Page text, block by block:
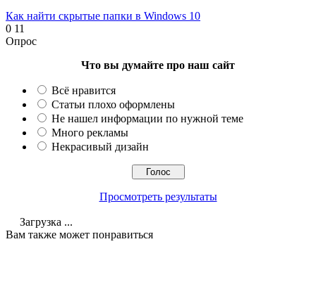
Как найти скрытые папки в Windows 10
0 11
Опрос
Что вы думайте про наш сайт
Всё нравится
Статьи плохо оформлены
Не нашел информации по нужной теме
Много рекламы
Некрасивый дизайн
Просмотреть результаты
Загрузка ...
Вам также может понравиться